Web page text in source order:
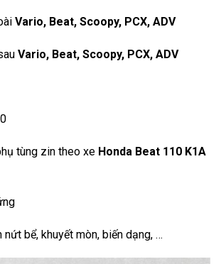
Vario, Beat, Scoopy, PCX, ADV
Vario, Beat, Scoopy, PCX, ADV
tùng zin theo xe Honda Beat 110 K1A
nứt bể, khuyết mòn, biến dạng, …